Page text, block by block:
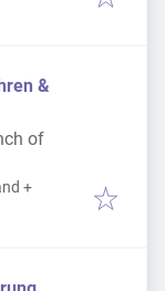
&
of
+